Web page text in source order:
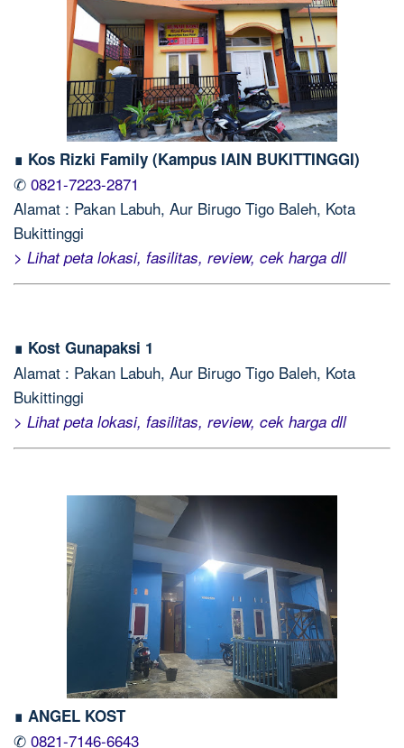
∎ Kos Rizki Family (Kampus IAIN BUKITTINGGI)
✆ 0821-7223-2871
Alamat : Pakan Labuh, Aur Birugo Tigo Baleh, Kota
Bukittinggi
> Lihat peta lokasi, fasilitas, review, cek harga dll
∎ Kost Gunapaksi 1
Alamat : Pakan Labuh, Aur Birugo Tigo Baleh, Kota
Bukittinggi
> Lihat peta lokasi, fasilitas, review, cek harga dll
∎ ANGEL KOST
✆ 0821-7146-6643